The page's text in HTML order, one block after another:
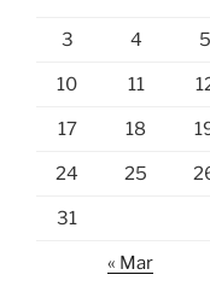
3 4 5
10 11
17 18
24 25
31
« Mar